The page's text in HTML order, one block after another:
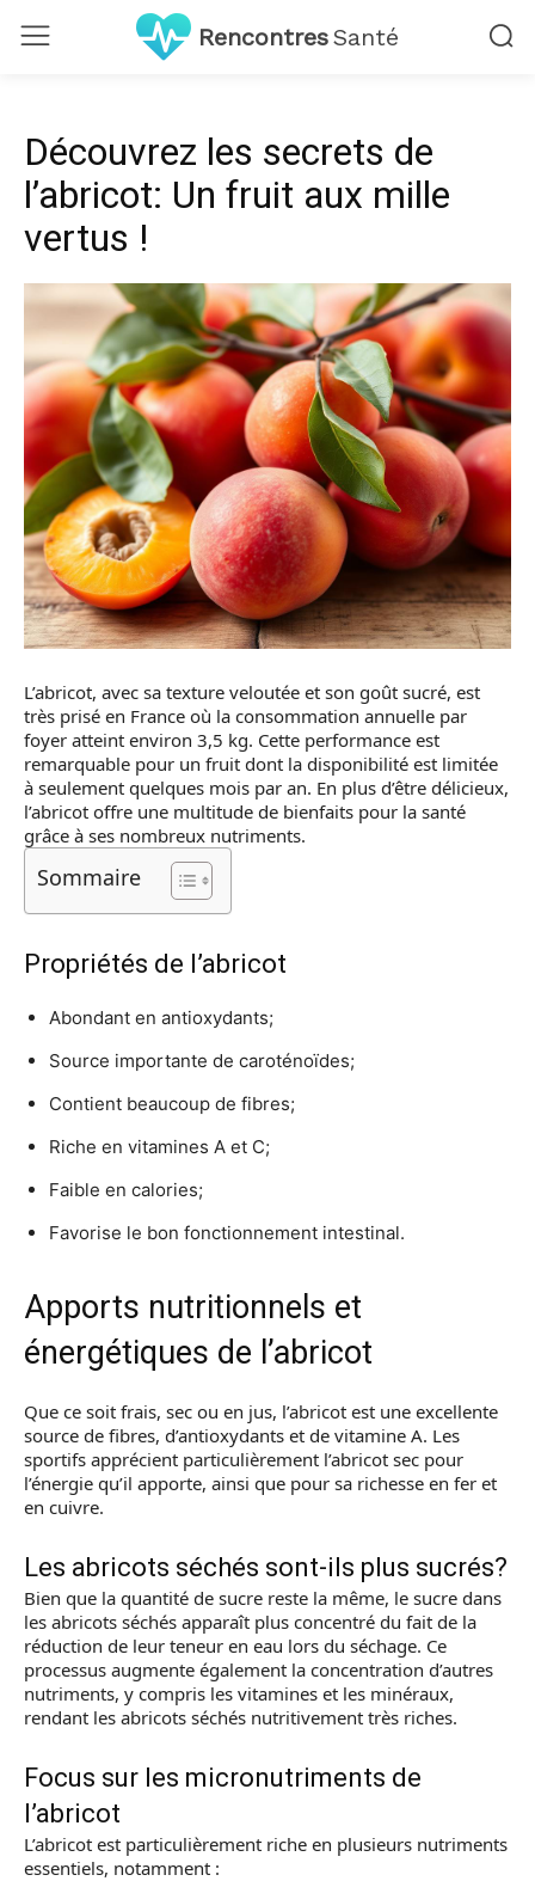
RencontresSanté
Découvrez les secrets de
l’abricot: Un fruit aux mille
vertus !
L’abricot, avec sa texture veloutée et son goût sucré, est
très prisé en France où la consommation annuelle par
foyer atteint environ 3,5 kg. Cette performance est
remarquable pour un fruit dont la disponibilité est limitée
à seulement quelques mois par an. En plus d’être délicieux,
l’abricot offre une multitude de bienfaits pour la santé
grâce à ses nombreux nutriments.
Sommaire
Propriétés de l’abricot
Abondant en antioxydants;
Source importante de caroténoïdes;
Contient beaucoup de fibres;
Riche en vitamines A et C;
Faible en calories;
Favorise le bon fonctionnement intestinal.
Apports nutritionnels et
énergétiques de l’abricot
Que ce soit frais, sec ou en jus, l’abricot est une excellente
source de fibres, d’antioxydants et de vitamine A. Les
sportifs apprécient particulièrement l’abricot sec pour
l’énergie qu’il apporte, ainsi que pour sa richesse en fer et
en cuivre.
Les abricots séchés sont-ils plus sucrés?
Bien que la quantité de sucre reste la même, le sucre dans
les abricots séchés apparaît plus concentré du fait de la
réduction de leur teneur en eau lors du séchage. Ce
processus augmente également la concentration d’autres
nutriments, y compris les vitamines et les minéraux,
rendant les abricots séchés nutritivement très riches.
Focus sur les micronutriments de
l’abricot
L’abricot est particulièrement riche en plusieurs nutriments
essentiels, notamment :